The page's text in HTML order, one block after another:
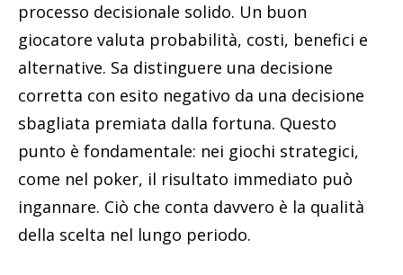
processo decisionale solido. Un buon
giocatore valuta probabilità, costi, benefici e
alternative. Sa distinguere una decisione
corretta con esito negativo da una decisione
sbagliata premiata dalla fortuna. Questo
punto è fondamentale: nei giochi strategici,
come nel poker, il risultato immediato può
ingannare. Ciò che conta davvero è la qualità
della scelta nel lungo periodo.